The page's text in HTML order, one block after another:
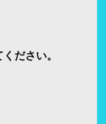
ださい。